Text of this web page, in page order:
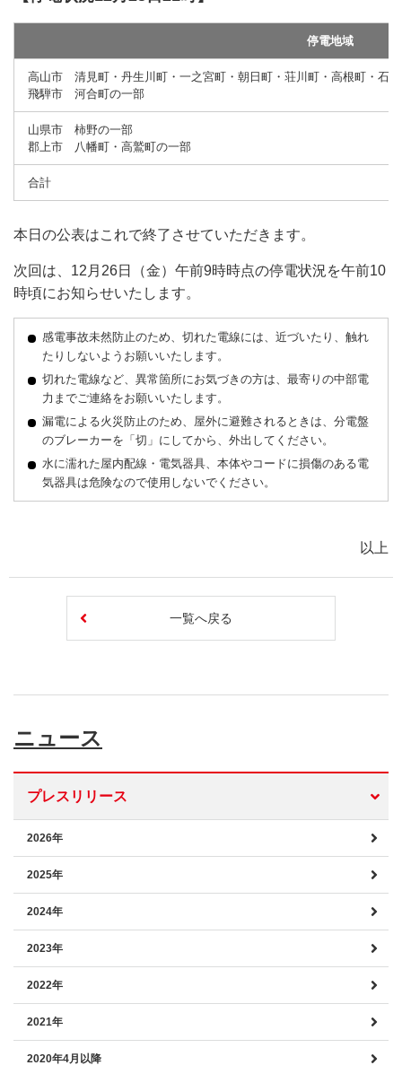
停電地域
高山市 清見町・丹生川町・一之宮町・朝日町・荘川町・高根町・石
飛騨市 河合町の一部
山県市 柿野の一部
郡上市 八幡町・高鷲町の一部
合計
本日の公表はこれで終了させていただきます。
次回は、12月26日（金）午前9時時点の停電状況を午前10
時頃にお知らせいたします。
感電事故未然防止のため、切れた電線には、近づいたり、触れ
たりしないようお願いいたします。
切れた電線など、異常箇所にお気づきの方は、最寄りの中部電
力までご連絡をお願いいたします。
漏電による火災防止のため、屋外に避難されるときは、分電盤
のブレーカーを「切」にしてから、外出してください。
水に濡れた屋内配線・電気器具、本体やコードに損傷のある電
気器具は危険なので使用しないでください。
以上
一覧へ戻る
ニュース
プレスリリース
2026年
2025年
2024年
2023年
2022年
2021年
2020年4月以降